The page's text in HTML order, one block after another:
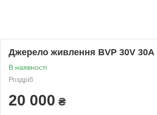
Джерело живлення BVP 30V 30A
В наявності
Роздріб
20 000 ₴